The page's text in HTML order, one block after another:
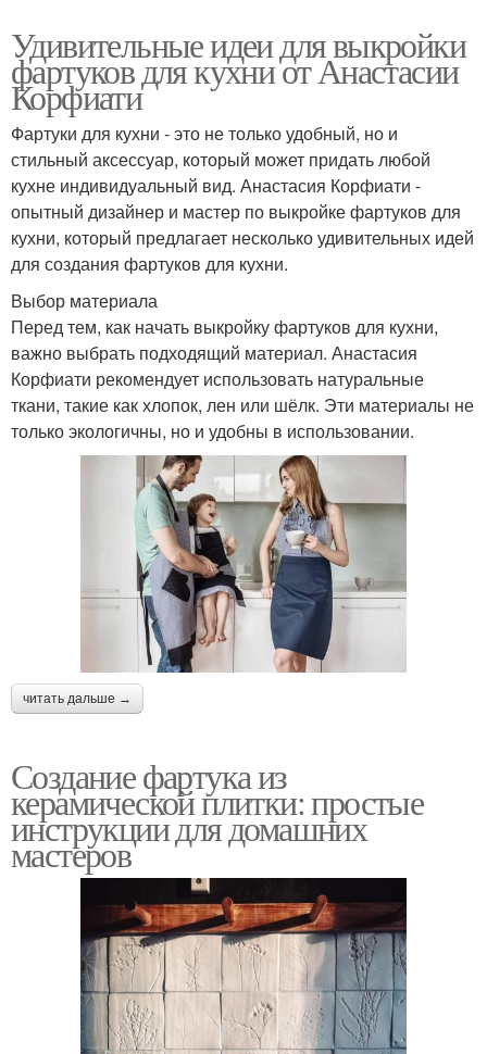
Удивительные идеи для выкройки
фартуков для кухни от Анастасии
Корфиати
Фартуки для кухни - это не только удобный, но и
стильный аксессуар, который может придать любой
кухне индивидуальный вид. Анастасия Корфиати -
опытный дизайнер и мастер по выкройке фартуков для
кухни, который предлагает несколько удивительных идей
для создания фартуков для кухни.
Выбор материала
Перед тем, как начать выкройку фартуков для кухни,
важно выбрать подходящий материал. Анастасия
Корфиати рекомендует использовать натуральные
ткани, такие как хлопок, лен или шёлк. Эти материалы не
только экологичны, но и удобны в использовании.
читать дальше →
Создание фартука из
керамической плитки: простые
инструкции для домашних
мастеров